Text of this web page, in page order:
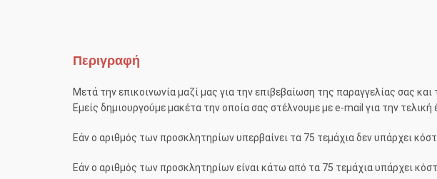
Περιγραφή
Μετά την επικοινωνία μαζί μας για την επιβεβαίωση της παραγγελίας σας
Εμείς δημιουργούμε μακέτα την οποία σας στέλνουμε με e-mαil για την τελική
Εάν ο αριθμός των προσκλητηρίων υπερβαίνει τα 75 τεμάχια δεν υπάρχει
Εάν ο αριθμός των προσκλητηρίων είναι κάτω από τα 75 τεμάχια υπάρχει